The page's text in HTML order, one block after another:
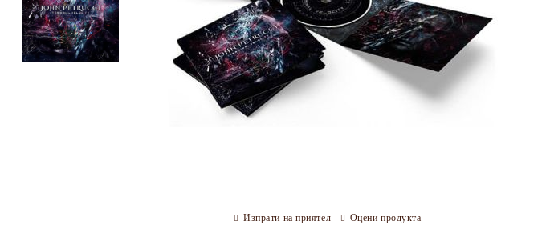
Изпрати на приятел Оцени продукта